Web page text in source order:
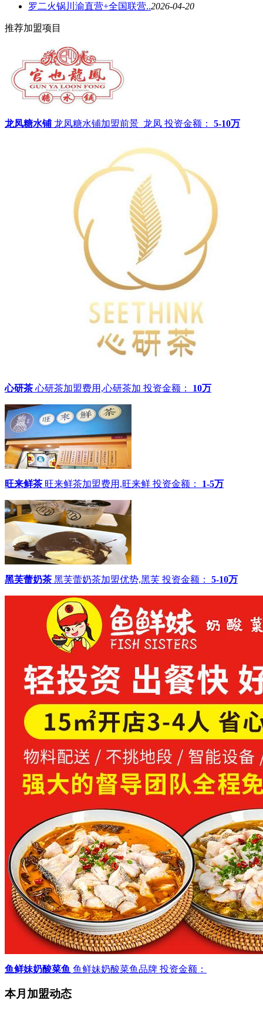
罗二火锅川渝直营+全国联营..2026-04-20
推荐加盟项目
龙凤糖水铺 龙凤糖水铺加盟前景_龙凤 投资金额： 5-10万
心研茶 心研茶加盟费用,心研茶加 投资金额： 10万
旺来鲜茶 旺来鲜茶加盟费用,旺来鲜 投资金额： 1-5万
黑芙蕾奶茶 黑芙蕾奶茶加盟优势,黑芙 投资金额： 5-10万
鱼鲜妹奶酸菜鱼 鱼鲜妹奶酸菜鱼品牌 投资金额：
本月加盟动态